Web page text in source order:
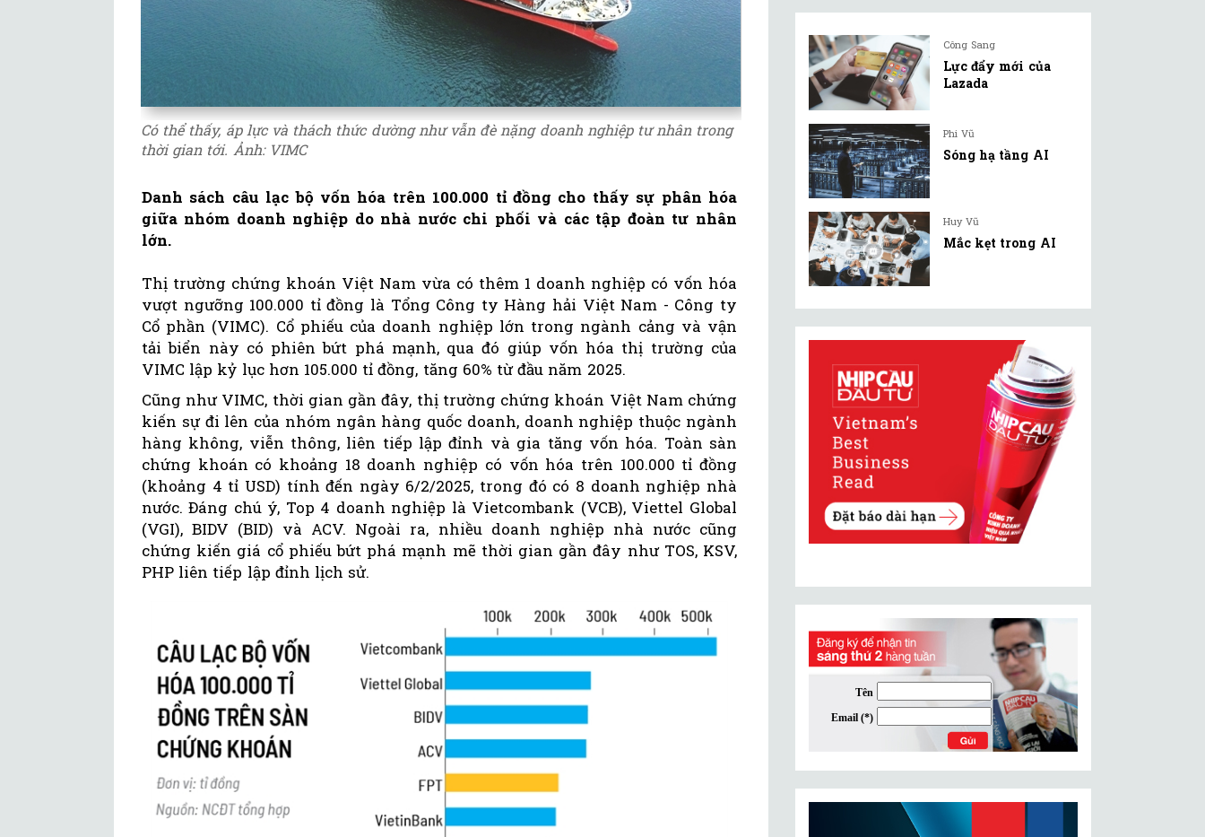
Có thể thấy, áp lực và thách thức dường như vẫn đè nặng doanh nghiệp tư nhân trong
thời gian tới. Ảnh: VIMC
Danh sách câu lạc bộ vốn hóa trên 100.000 tỉ đồng cho thấy sự phân hóa
giữa nhóm doanh nghiệp do nhà nước chi phối và các tập đoàn tư nhân
lớn.
Thị trường chứng khoán Việt Nam vừa có thêm 1 doanh nghiệp có vốn hóa
vượt ngưỡng 100.000 tỉ đồng là Tổng Công ty Hàng hải Việt Nam - Công ty
Cổ phần (VIMC). Cổ phiếu của doanh nghiệp lớn trong ngành cảng và vận
tải biển này có phiên bứt phá mạnh, qua đó giúp vốn hóa thị trường của
VIMC lập kỷ lục hơn 105.000 tỉ đồng, tăng 60% từ đầu năm 2025.
Cũng như VIMC, thời gian gần đây, thị trường chứng khoán Việt Nam chứng
kiến sự đi lên của nhóm ngân hàng quốc doanh, doanh nghiệp thuộc ngành
hàng không, viễn thông, liên tiếp lập đỉnh và gia tăng vốn hóa. Toàn sàn
chứng khoán có khoảng 18 doanh nghiệp có vốn hóa trên 100.000 tỉ đồng
(khoảng 4 tỉ USD) tính đến ngày 6/2/2025, trong đó có 8 doanh nghiệp nhà
nước. Đáng chú ý, Top 4 doanh nghiệp là Vietcombank (VCB), Viettel Global
(VGI), BIDV (BID) và ACV. Ngoài ra, nhiều doanh nghiệp nhà nước cũng
chứng kiến giá cổ phiếu bứt phá mạnh mẽ thời gian gần đây như TOS, KSV,
PHP liên tiếp lập đỉnh lịch sử.
Công Sang
Lực đẩy mới của
Lazada
Phi Vũ
Sóng hạ tầng AI
Huy Vũ
Mắc kẹt trong AI